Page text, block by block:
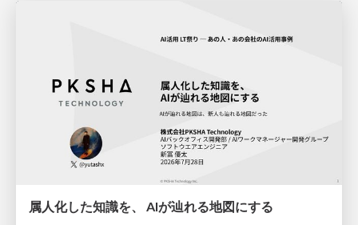
属人化した知識を、 AIが辿れる地図にする